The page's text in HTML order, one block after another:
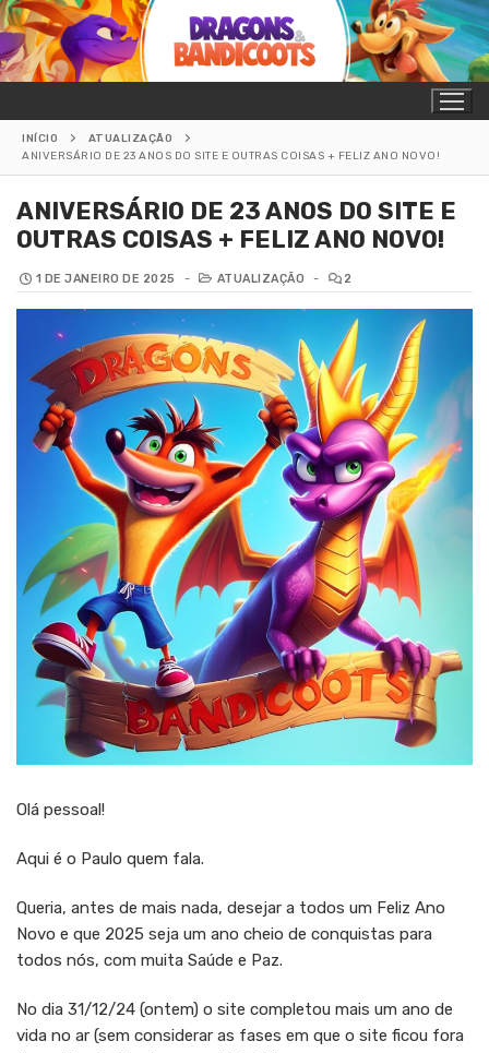
Pular
para
o
INÍCIO
ATUALIZAÇÃO
ANIVERSÁRIO DE 23 ANOS DO SITE E OUTRAS COISAS + FELIZ ANO NOVO!
ANIVERSÁRIO DE 23 ANOS DO SITE E
OUTRAS COISAS + FELIZ ANO NOVO!
1 DE JANEIRO DE 2025 - ATUALIZAÇÃO - 2
Olá pessoal!
Aqui é o Paulo quem fala.
Queria, antes de mais nada, desejar a todos um Feliz Ano
Novo e que 2025 seja um ano cheio de conquistas para
todos nós, com muita Saúde e Paz.
No dia 31/12/24 (ontem) o site completou mais um ano de
vida no ar (sem considerar as fases em que o site ficou fora